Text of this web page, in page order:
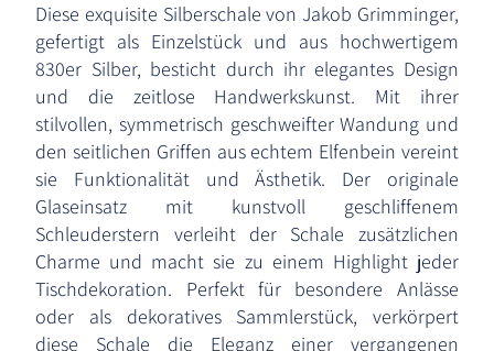
Diese exquisite Silberschale von Jakob Grimminger,
gefertigt als Einzelstück und aus hochwertigem
830er Silber, besticht durch ihr elegantes Design
und die zeitlose Handwerkskunst. Mit ihrer
stilvollen, symmetrisch geschweifter Wandung und
den seitlichen Griffen aus echtem Elfenbein vereint
sie Funktionalität und Ästhetik. Der originale
Glaseinsatz mit kunstvoll geschliffenem
Schleuderstern verleiht der Schale zusätzlichen
Charme und macht sie zu einem Highlight jeder
Tischdekoration. Perfekt für besondere Anlässe
oder als dekoratives Sammlerstück, verkörpert
diese Schale die Eleganz einer vergangenen